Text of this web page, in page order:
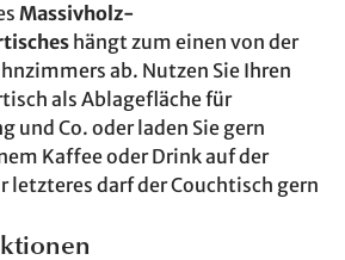
Massivholz-
hängt zum einen von der
ab. Nutzen Sie Ihren
als Ablagefläche für
und Co. oder laden Sie gern
Kaffee oder Drink auf der
letzteres darf der Couchtisch gern